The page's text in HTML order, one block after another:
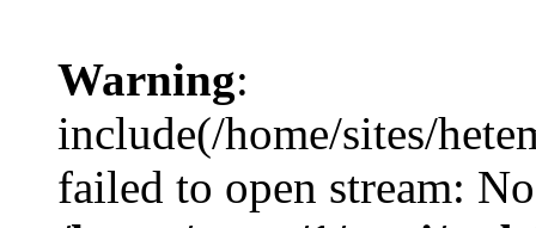
Warning:
include(/home/sites/
failed to open stream: